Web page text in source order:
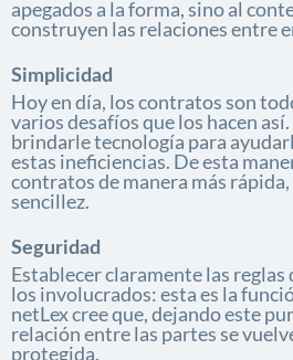
apegados a la forma, sino al
construyen las relaciones entre
Simplicidad
Hoy en día, los contratos son
varios desafíos que los hacen
brindarle tecnología para
estas ineficiencias. De esta
contratos de manera más
sencillez.
Seguridad
Establecer claramente las reglas
los involucrados: esta es la
netLex cree que, dejando este
relación entre las partes se
protegida.